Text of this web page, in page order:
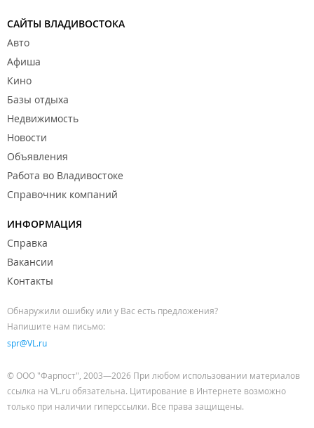
САЙТЫ ВЛАДИВОСТОКА
Авто
Афиша
Кино
Базы отдыха
Недвижимость
Новости
Объявления
Работа во Владивостоке
Справочник компаний
ИНФОРМАЦИЯ
Справка
Вакансии
Контакты
Обнаружили ошибку или у Вас есть предложения?
Напишите нам письмо:
spr@VL.ru
© ООО "Фарпост", 2003—2026 При любом использовании материалов
ссылка на VL.ru обязательна. Цитирование в Интернете возможно
только при наличии гиперссылки. Все права защищены.